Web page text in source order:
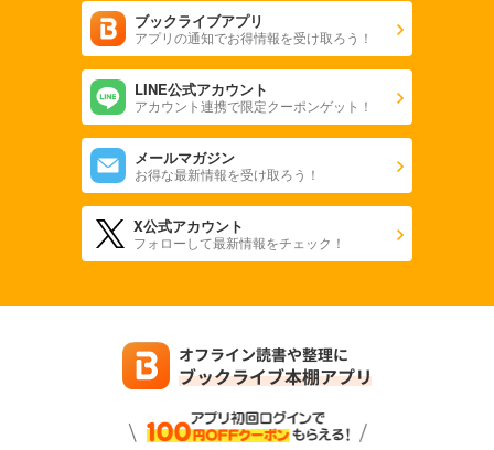
ブックライブアプリ
アプリの通知でお得情報を受け取ろう！
LINE公式アカウント
アカウント連携で限定クーポンゲット！
メールマガジン
お得な最新情報を受け取ろう！
X公式アカウント
フォローして最新情報をチェック！